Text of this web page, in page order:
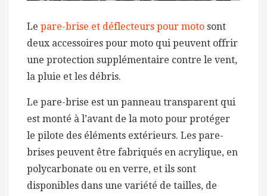
Le pare-brise et déflecteurs pour moto sont
deux accessoires pour moto qui peuvent offrir
une protection supplémentaire contre le vent,
la pluie et les débris.
Le pare-brise est un panneau transparent qui
est monté à l’avant de la moto pour protéger
le pilote des éléments extérieurs. Les pare-
brises peuvent être fabriqués en acrylique, en
polycarbonate ou en verre, et ils sont
disponibles dans une variété de tailles, de